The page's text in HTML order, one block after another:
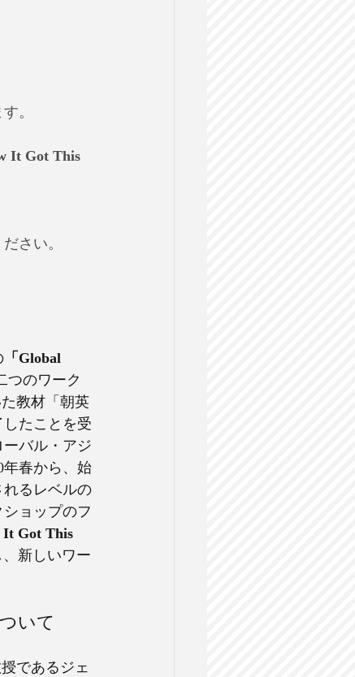
。
It Got This
さい。
「Global
つのワーク
教材「朝英
たことを受
バル・アジ
年春から、始
るレベルの
ョップのフ
It Got This
新しいワー
いて
であるジェ